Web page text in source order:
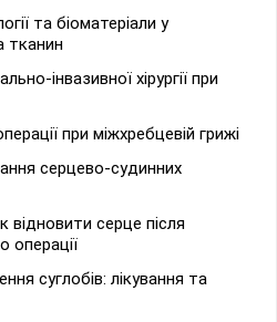
та біоматеріали у
тканин
інвазивної хірургії при
при міжхребцевій грижі
серцево-судинних
відновити серце після
операції
суглобів: лікування та